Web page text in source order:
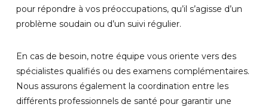
pour répondre à vos préoccupations, qu’il s’agisse d’un
problème soudain ou d’un suivi régulier.
En cas de besoin, notre équipe vous oriente vers des
spécialistes qualifiés ou des examens complémentaires.
Nous assurons également la coordination entre les
différents professionnels de santé pour garantir une